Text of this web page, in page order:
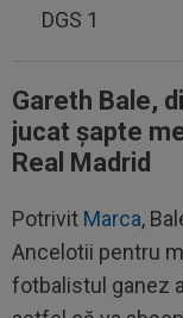
DGS 1
Gareth Bale,
jucat șapte
Real Madrid
Potrivit Marca,
Ancelotii pentru
fotbalistul ganez